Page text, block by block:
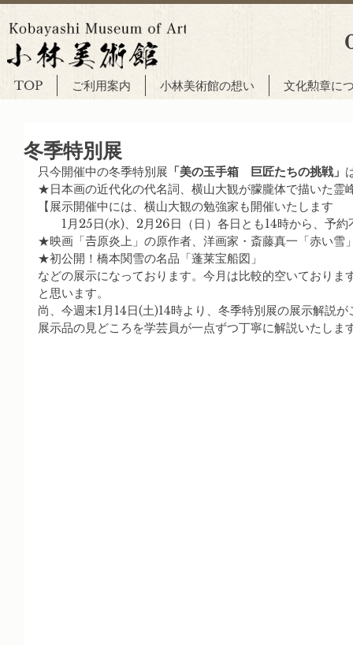
TOP ご利用案内 小林美術館の想い 文化勲章に
冬季特別展
只今開催中の冬季特別展 「美の玉手箱　巨匠たちの挑戦」
★日本画の近代化の代名詞、横山大観が朦朧体で描いた霊
【展示開催中には、横山大観の勉強家も開催いたします
1月25日(水)、2月26日（日）各日とも14時から、予約
★映画「𠮷原炎上」の原作者、洋画家・斎藤真一「赤い雪
★初公開！橋本関雪の名品「蓬莱宝船図」
などの展示になっております。今月は比較的空いておりま
と思います。
尚、今週末1月14日(土)14時より、冬季特別展の展示解説が
展示品の見どころを学芸員が一点ずつ丁寧に解説いたしま